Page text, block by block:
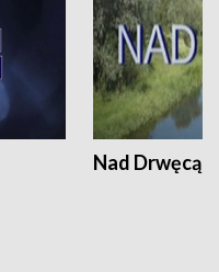
Nad Drwęcą